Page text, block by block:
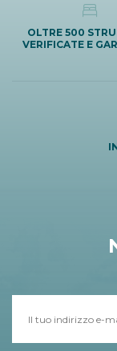
OLTRE 500
VERIFICATE E